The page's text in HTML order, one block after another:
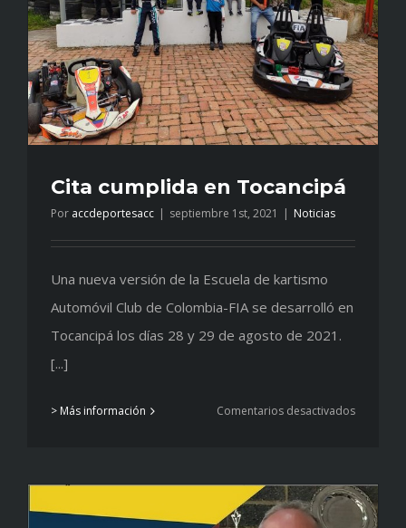
Cita cumplida en Tocancipá
Por accdeportesacc | septiembre 1st, 2021 | Noticias
Una nueva versión de la Escuela de kartismo
Automóvil Club de Colombia-FIA se desarrolló en
Tocancipá los días 28 y 29 de agosto de 2021.
[...]
> Más información Comentarios desactivadosen